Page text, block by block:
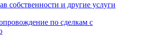
собственности и другие услуги
по сделкам с